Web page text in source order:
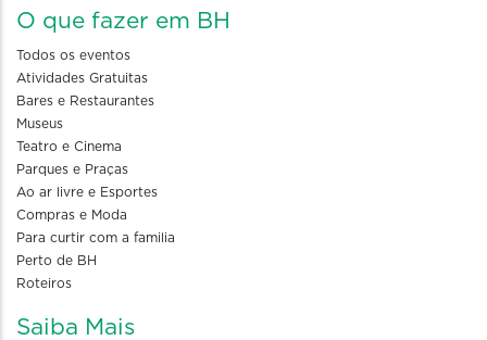
O que fazer em BH
Todos os eventos
Atividades Gratuitas
Bares e Restaurantes
Museus
Teatro e Cinema
Parques e Praças
Ao ar livre e Esportes
Compras e Moda
Para curtir com a familia
Perto de BH
Roteiros
Saiba Mais